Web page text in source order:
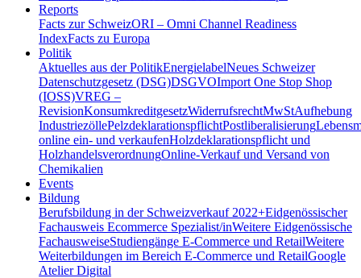
Reports
Facts zur SchweizORI – Omni Channel Readiness
IndexFacts zu Europa
Politik
Aktuelles aus der PolitikEnergielabelNeues Schweizer
Datenschutzgesetz (DSG)DSGVOImport One Stop Shop
(IOSS)VREG –
RevisionKonsumkreditgesetzWiderrufsrechtMwStAufhebung
IndustriezöllePelzdeklarationspflichtPostliberalisierung
online ein- und verkaufenHolzdeklarationspflicht und
HolzhandelsverordnungOnline-Verkauf und Versand von
Chemikalien
Events
Bildung
Berufsbildung in der Schweizverkauf 2022+Eidgenössischer
Fachausweis Ecommerce Spezialist/inWeitere Eidgenössische
FachausweiseStudiengänge E-Commerce und RetailWeitere
Weiterbildungen im Bereich E-Commerce und RetailGoogle
Atelier Digital